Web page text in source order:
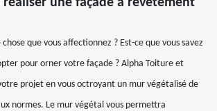
réaliser une façade à revêtement
que vous affectionnez ? Est-ce que vous savez
pour orner votre façade ? Alpha Toiture et
projet en vous octroyant un mur végétalisé de
normes. Le mur végétal vous permettra